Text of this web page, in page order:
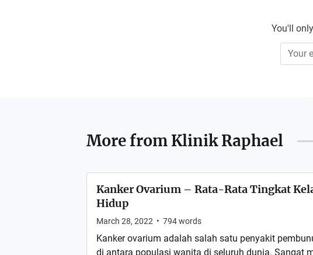
You'll
More from Klinik Raphael
Kanker Ovarium – Rata-Rata Tingkat
Hidup
March 28, 2022 • 794words
Kanker ovarium adalah salah satu penyakit
di antara populasi wanita di seluruh dunia. Sangat